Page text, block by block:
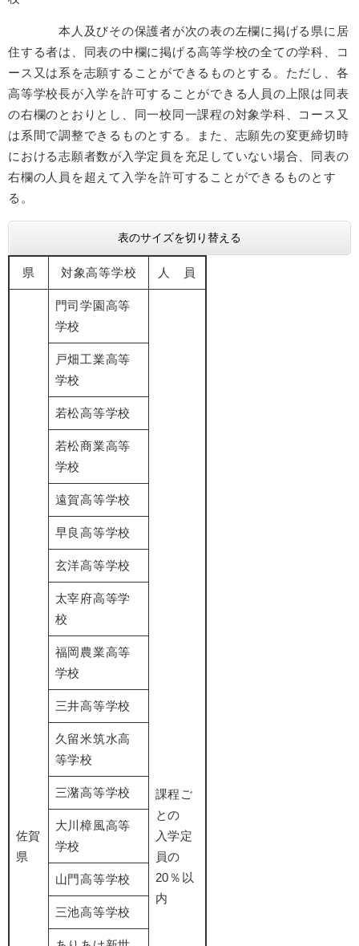
本人及びその保護者が次の表の左欄に掲げる県に居
住する者は、同表の中欄に掲げる高等学校の全ての学科、コ
ース又は系を志願することができるものとする。ただし、各
高等学校長が入学を許可することができる人員の上限は同表
の右欄のとおりとし、同一校同一課程の対象学科、コース又
は系間で調整できるものとする。また、志願先の変更締切時
における志願者数が入学定員を充足していない場合、同表の
右欄の人員を超えて入学を許可することができるものとす
る。
表のサイズを切り替える
県 対象高等学校 人 員
佐賀
県
門司学園高等
学校
課程ご
との
入学定
員の
20％以
内
戸畑工業高等
学校
若松高等学校
若松商業高等
学校
遠賀高等学校
早良高等学校
玄洋高等学校
太宰府高等学
校
福岡農業高等
学校
三井高等学校
久留米筑水高
等学校
三潴高等学校
大川樟風高等
学校
山門高等学校
三池高等学校